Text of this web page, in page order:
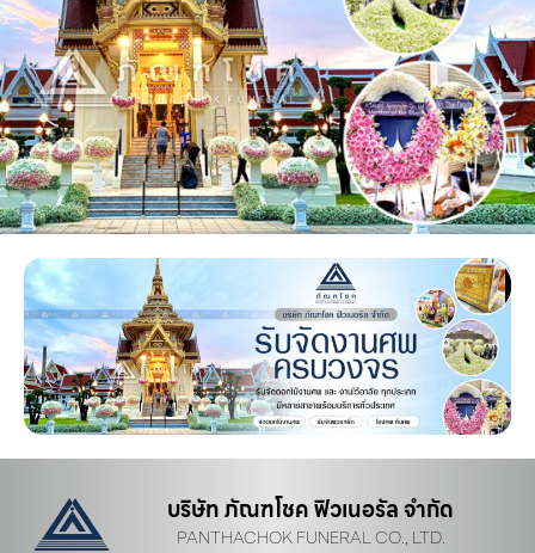
บริษัท ภัณฑโชค ฟิวเนอรัล จำกัด
PANTHACHOK FUNERAL CO., LTD.